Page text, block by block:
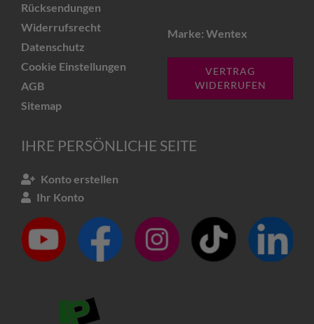
Rücksendungen
Widerrufsrecht
Datenschutz
Cookie Einstellungen
AGB
Sitemap
Marke: Wentex
VERTRAG
WIDERRUFEN
IHRE PERSÖNLICHE SEITE
Konto erstellen
Ihr Konto